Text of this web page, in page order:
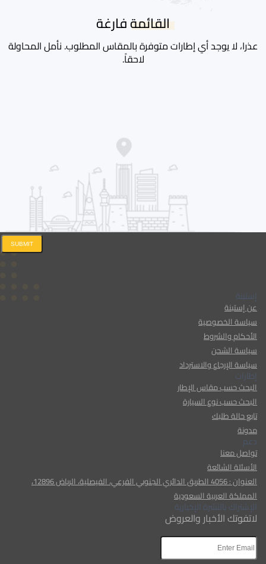
القائمة فارغة
عذرا، لا يوجد أي إطارات متوفرة بالمقاس المطلوب. نأمل المحاولة
لاحقاً.
إستبنة
عن إستبنة
سياسة الخصوصية
الأحكام والشروط
سياسة الشحن
سياسة الإرجاع والاسترداد
إطارات
البحث حسب مقاس الإطار
البحث حسب نوع السيارة
تابع حالة طلبك
مدونة
دعم
تواصل معنا
الأسئلة الشائعة
العنوان : 4056 الطريق الدائري الجنوبي الفرعي، الفيصلية، الرياض 12896،
المملكة العربية السعودية
الإشتراك بالنشرة الإخبارية
لاتفوتك الأخبار والعروض
SUBMIT